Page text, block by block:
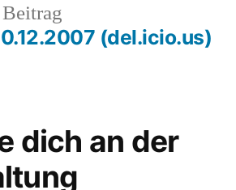
Beitrag:(del.icio.us)
dich an der